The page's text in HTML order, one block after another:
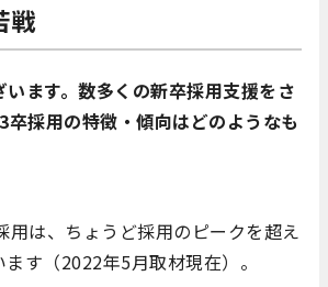
戦
ます。数多くの新卒採用支援をさ
卒採用の特徴・傾向はどのようなも
用は、ちょうど採用のピークを超え
す（2022年5月取材現在）。